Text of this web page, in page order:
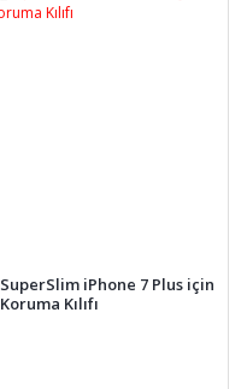
SuperSlim iPhone 7 Plus için
Koruma Kılıfı